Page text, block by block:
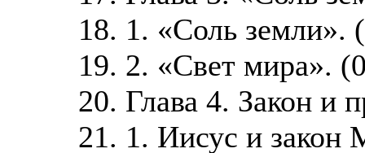
18. 1. «Соль земли».
19. 2. «Свет мира».
20. Глава 4. Закон и
21. 1. Иисус и закон